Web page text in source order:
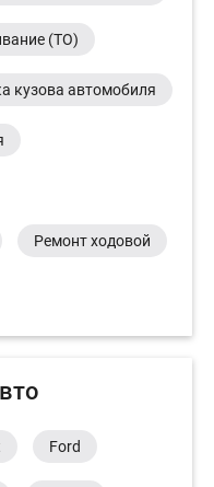
(ТО)
кузова автомобиля
Ремонт ходовой
Ford